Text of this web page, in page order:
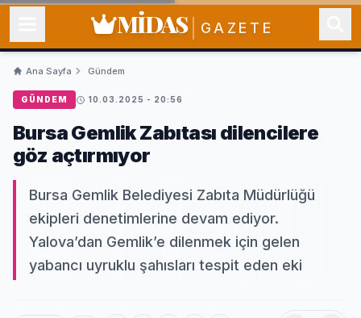
MİDAS GAZETE
Ana Sayfa Gündem
GÜNDEM 10.03.2025 - 20:56
Bursa Gemlik Zabıtası dilencilere
göz açtırmıyor
Bursa Gemlik Belediyesi Zabıta Müdürlüğü
ekipleri denetimlerine devam ediyor.
Yalova’dan Gemlik’e dilenmek için gelen
yabancı uyruklu şahısları tespit eden eki